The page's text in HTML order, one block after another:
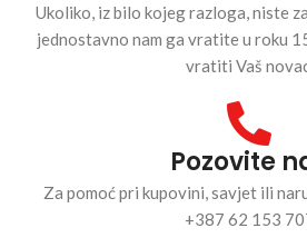
Ukoliko, iz bilo kojeg razloga, niste
jednostavno nam ga vratite u roku
vratiti Vaš
Pozovite
Za pomoć pri kupovini, savjet ili
+387 62 153